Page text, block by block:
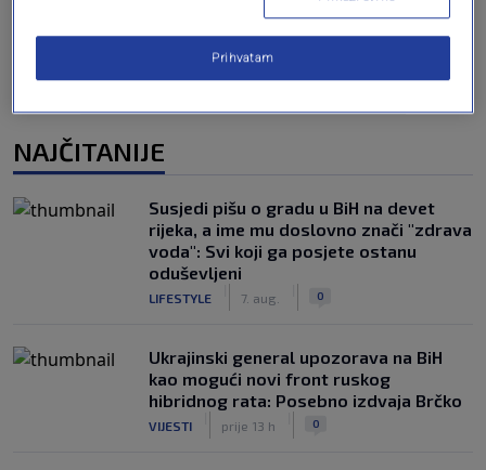
NAJČITANIJE
Susjedi pišu o gradu u BiH na devet
rijeka, a ime mu doslovno znači "zdrava
voda": Svi koji ga posjete ostanu
oduševljeni
LIFESTYLE 7. aug. 0
Ukrajinski general upozorava na BiH
kao mogući novi front ruskog
hibridnog rata: Posebno izdvaja Brčko
VIJESTI prije 13 h 0
Prihvatam